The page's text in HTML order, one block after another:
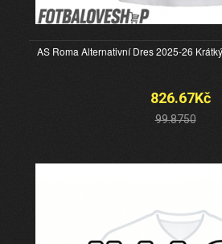
AS Roma Alternativní Dres 2025-26
826.67Kč
99.8750